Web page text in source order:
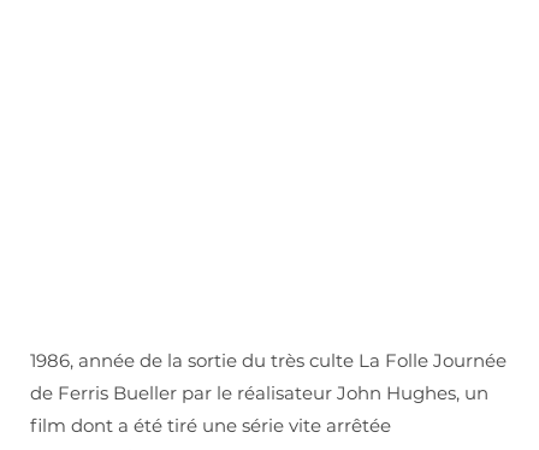
1986, année de la sortie du très culte La Folle Journée
de Ferris Bueller par le réalisateur John Hughes, un
film dont a été tiré une série vite arrêtée